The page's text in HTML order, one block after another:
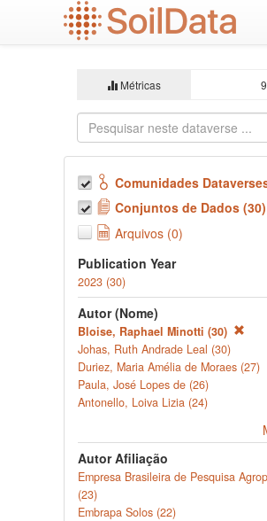
Métricas
Comunidades
Conjuntos de Dados (30)
Arquivos (0)
Publication Year
2023 (30)
Autor (Nome)
Bloise, Raphael Minotti (30)
Johas, Ruth Andrade Leal (30)
Duriez, Maria Amélia de Moraes (27)
Paula, José Lopes de (26)
Antonello, Loiva Lizia (24)
Autor Afiliação
Empresa Brasileira de Pesquisa
(23)
Embrapa Solos (22)